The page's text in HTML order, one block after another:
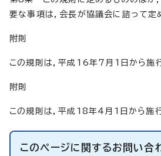
要な事項は，会長が協議会に諮って定
附則
この規則は，平成16年7月1日から施行
附則
この規則は，平成18年4月1日から施行
このページに関するお問い合